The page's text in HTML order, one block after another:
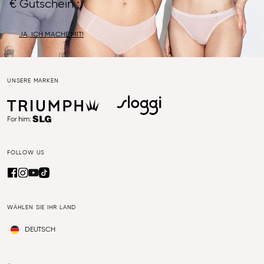
€ Gutschein ;)
JA, ICH MACHE MIT!
UNSERE MARKEN
FOLLOW US
WÄHLEN SIE IHR LAND
DEUTSCH